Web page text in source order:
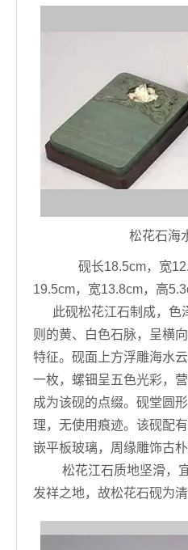
松花石海
砚长18.5cm，宽
19.5cm，宽13.8cm，高
此砚松花江石制成，色
则的黄、白色石脉，呈横
特征。砚面上方浮雕海水
一枚，螺钿呈五色光彩，
成为该砚的点缀。砚堂圆
理，无使用痕迹。该砚配
嵌平板玻璃，周缘雕饰古朴
松花江石质地坚滑，宜
发祥之地，故松花石砚为清